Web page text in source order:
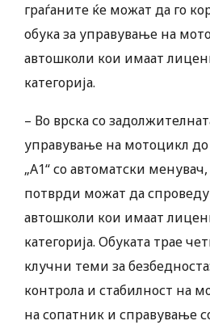
граѓаните ќе можат да го
обука за управување на
автошколи кои имаат
категорија.
– Во врска со
управување на мотоцикл до
„А1“ со автоматски
потврди можат да
автошколи кои имаат
категорија. Обуката трае
клучни теми за
контрола и стабилност на
на сопатник и справување